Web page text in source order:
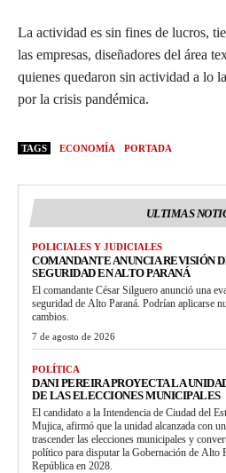
La actividad es sin fines de lucros,
las empresas, diseñadores del área
quienes quedaron sin actividad a lo
por la crisis pandémica.
TAGS ECONOMÍA PORTADA
ULTIMAS
POLICIALES Y JUDICIALES
COMANDANTE ANUNCIA REVISIÓN
SEGURIDAD EN ALTO PARANÁ
El comandante César Silguero anunció una
seguridad de Alto Paraná. Podrían aplicarse
cambios.
7 de agosto de 2026
POLÍTICA
DANI PEREIRA PROYECTA LA
DE LAS ELECCIONES MUNICIPALES
El candidato a la Intendencia de Ciudad del
Mujica, afirmó que la unidad alcanzada con
trascender las elecciones municipales y
político para disputar la Gobernación de Alto
República en 2028.